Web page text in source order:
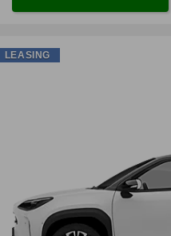
LEASING